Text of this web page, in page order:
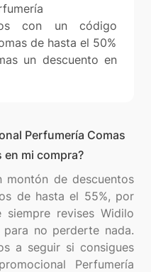
con un código
de hasta el 50%
un descuento en
Perfumería Comas
en mi compra?
montón de descuentos
de hasta el 55%, por
siempre revises Widilo
no perderte nada.
a seguir si consigues
Perfumería